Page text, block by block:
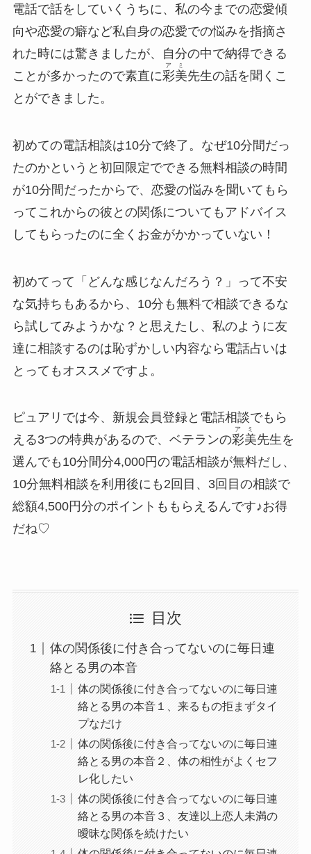
電話で話をしていくうちに、私の今までの恋愛傾
向や恋愛の癖など私自身の恋愛での悩みを指摘さ
れた時には驚きましたが、自分の中で納得できる
ことが多かったので素直に彩美
アミ
先生の話を聞くこ
とができました。
初めての電話相談は10分で終了。なぜ10分間だっ
たのかというと初回限定でできる無料相談の時間
が10分間だったからで、恋愛の悩みを聞いてもら
ってこれからの彼との関係についてもアドバイス
してもらったのに全くお金がかかっていない！
初めてって「どんな感じなんだろう？」って不安
な気持ちもあるから、10分も無料で相談できるな
ら試してみようかな？と思えたし、私のように友
達に相談するのは恥ずかしい内容なら電話占いは
とってもオススメですよ。
ピュアリでは今、新規会員登録と電話相談でもら
える3つの特典があるので、ベテランの彩美
アミ
先生を
選んでも10分間分4,000円の電話相談が無料だし、
10分無料相談を利用後にも2回目、3回目の相談で
総額4,500円分のポイントももらえるんです♪お得
だね♡
目次
体の関係後に付き合ってないのに毎日連
絡とる男の本音
体の関係後に付き合ってないのに毎日連
絡とる男の本音１、来るもの拒まずタイ
プなだけ
体の関係後に付き合ってないのに毎日連
絡とる男の本音２、体の相性がよくセフ
レ化したい
体の関係後に付き合ってないのに毎日連
絡とる男の本音３、友達以上恋人未満の
曖昧な関係を続けたい